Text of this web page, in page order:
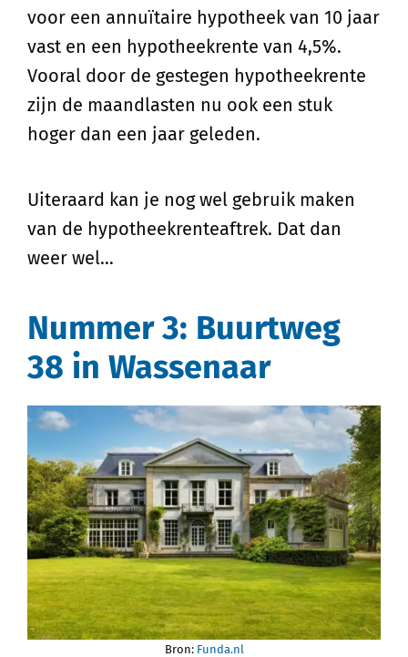
voor een annuïtaire hypotheek van 10 jaar
vast en een hypotheekrente van 4,5%.
Vooral door de gestegen hypotheekrente
zijn de maandlasten nu ook een stuk
hoger dan een jaar geleden.
Uiteraard kan je nog wel gebruik maken
van de hypotheekrenteaftrek. Dat dan
weer wel…
Nummer 3: Buurtweg
38 in Wassenaar
Bron: Funda.nl